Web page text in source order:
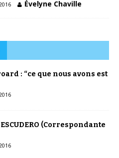
Évelyne Chaville
: “ce que nous avons est
(Correspondante